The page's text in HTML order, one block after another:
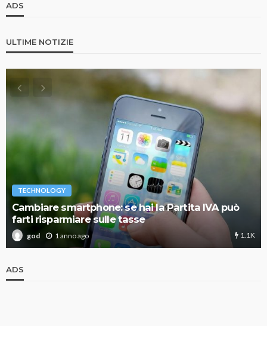
ADS
ULTIME NOTIZIE
TECHNOLOGY
Cambiare smartphone: se hai la Partita IVA può
farti risparmiare sulle tasse
god 1 anno ago 1.1K
ADS